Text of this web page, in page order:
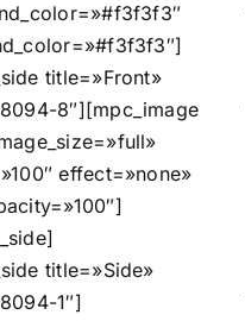
title=»Front»
8″][mpc_image
effect=»none»
title=»Side»
1″]